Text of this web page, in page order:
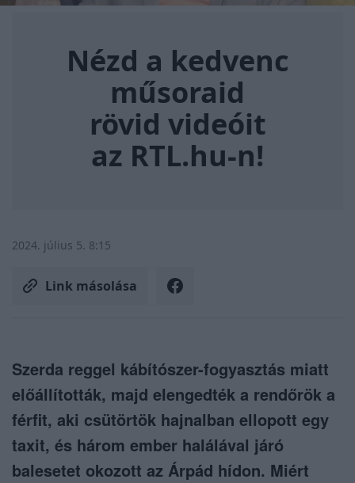
Nézd a kedvenc
műsoraid
rövid videóit
az RTL.hu-n!
2024. július 5. 8:15
Link másolása
Szerda reggel kábítószer-fogyasztás miatt
előállították, majd elengedték a rendőrök a
férfit, aki csütörtök hajnalban ellopott egy
taxit, és három ember halálával járó
balesetet okozott az Árpád hídon. Miért